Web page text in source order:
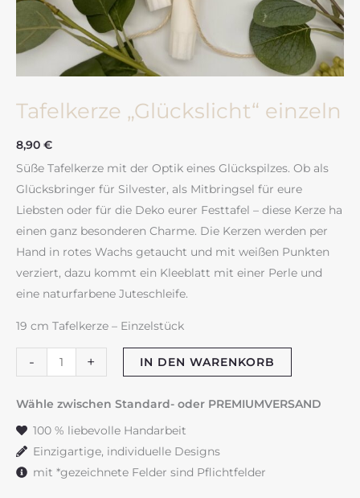
Tafelkerze „Glückslicht“ einzeln
8,90 €
Süße Tafelkerze mit der Optik eines Glückspilzes. Ob als
Glücksbringer für Silvester, als Mitbringsel für eure
Liebsten oder für die Deko eurer Festtafel – diese Kerze ha
einen ganz besonderen Charme. Die Kerzen werden per
Hand in rotes Wachs getaucht und mit weißen Punkten
verziert, dazu kommt ein Kleeblatt mit einer Perle und
eine naturfarbene Juteschleife.
19 cm Tafelkerze – Einzelstück
-
Tafelkerze
"Glückslicht"
einzeln
+ IN DEN WARENKORB
Wähle zwischen Standard- oder PREMIUMVERSAND
100 % liebevolle Handarbeit
Einzigartige, individuelle Designs
mit *gezeichnete Felder sind Pflichtfelder